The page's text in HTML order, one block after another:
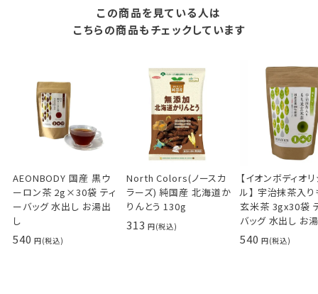
この商品を見ている人は
こちらの商品もチェックしています
AEONBODY 国産 黒ウ
ーロン茶 2g×30袋 ティ
ーバッグ 水出し お湯出
し
540
North Colors(ノースカ
ラーズ) 純国産 北海道か
りんとう 130g
313
【イオンボディオ
ル】 宇治抹茶入り
玄米茶 3gx30袋
バッグ 水出し お
540